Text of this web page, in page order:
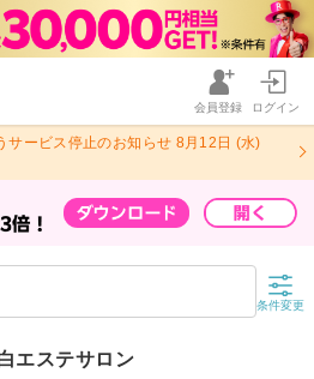
会員登録 ログイン
サービス停止のお知らせ 8月12日 (水)
条件変更
エステサロン